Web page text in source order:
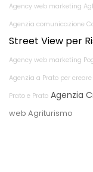
Agency web marketing
Agenzia comunicazione
Street View per
Agency web marketing
Agenzia a Prato per
Prato e Prato Agenzia
web Agriturismo